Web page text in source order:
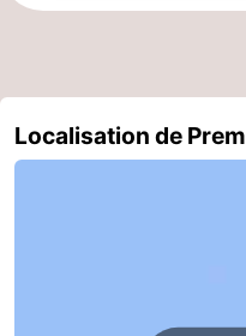
Localisation de